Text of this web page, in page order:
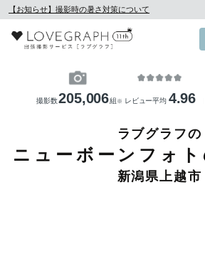
【お知らせ】撮影時の暑さ対策について
撮影数205,006組 ※ レビュー平均 4.96
ラブグラフの
ニューボーンフォ
新潟県上越市